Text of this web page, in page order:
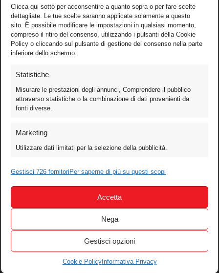
Clicca qui sotto per acconsentire a quanto sopra o per fare scelte
dettagliate. Le tue scelte saranno applicate solamente a questo
sito. È possibile modificare le impostazioni in qualsiasi momento,
compreso il ritiro del consenso, utilizzando i pulsanti della Cookie
Policy o cliccando sul pulsante di gestione del consenso nella parte
inferiore dello schermo.
Statistiche
Misurare le prestazioni degli annunci, Comprendere il pubblico
attraverso statistiche o la combinazione di dati provenienti da
fonti diverse.
Marketing
Utilizzare dati limitati per la selezione della pubblicità.
Gestisci 726 fornitori Per saperne di più su questi scopi
Accetta
Nega
Gestisci opzioni
Cookie PolicyInformativa Privacy
Games
Test
Audio
Festival & Concorsi